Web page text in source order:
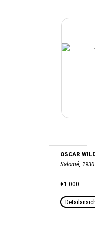
OSCAR
Salomé, 1930
€1.000